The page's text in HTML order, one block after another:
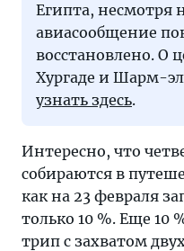
туризме
на
страницах
«Тонкостей».
Египта, несмотря
авиасообщение
восстановлено. О
Хургаде и Шарм-
узнать здесь.
Интересно, что
собираются в
как на 23 февраля
только 10 %. Еще 10
трип с захватом